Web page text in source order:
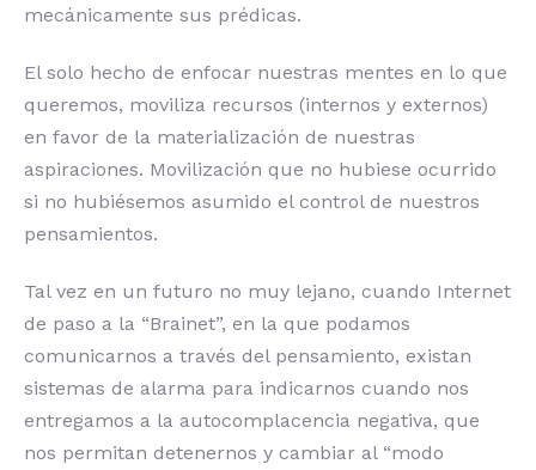
mecánicamente sus prédicas.
El solo hecho de enfocar nuestras mentes en lo que
queremos, moviliza recursos (internos y externos)
en favor de la materialización de nuestras
aspiraciones. Movilización que no hubiese ocurrido
si no hubiésemos asumido el control de nuestros
pensamientos.
Tal vez en un futuro no muy lejano, cuando Internet
de paso a la “Brainet”, en la que podamos
comunicarnos a través del pensamiento, existan
sistemas de alarma para indicarnos cuando nos
entregamos a la autocomplacencia negativa, que
nos permitan detenernos y cambiar al “modo